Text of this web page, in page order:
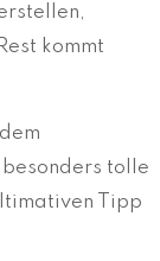
kommt
tolle
Tipp